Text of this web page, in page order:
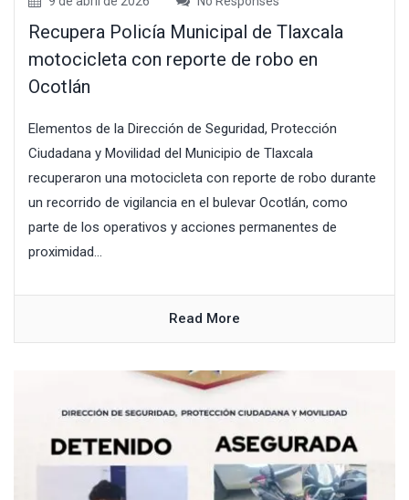
Recupera Policía Municipal de Tlaxcala
motocicleta con reporte de robo en
Ocotlán
Elementos de la Dirección de Seguridad, Protección
Ciudadana y Movilidad del Municipio de Tlaxcala
recuperaron una motocicleta con reporte de robo durante
un recorrido de vigilancia en el bulevar Ocotlán, como
parte de los operativos y acciones permanentes de
proximidad...
Read More